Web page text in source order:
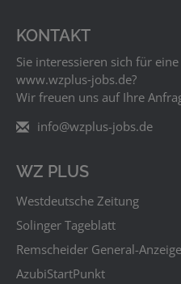
KONTAKT
Sie interessieren sich für
www.wzplus‑jobs.de?
Wir freuen uns auf Ihre
info@wzplus-jobs.de
WZ PLUS
Westdeutsche Zeitung
Solinger Tageblatt
Remscheider General-
AzubiStartPunkt